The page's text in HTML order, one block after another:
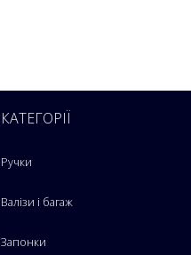
КАТЕГОРІЇ
Ручки
Валізи і багаж
Запонки